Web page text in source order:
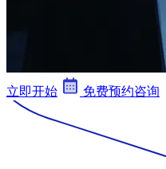
立即开始 免费预约咨询